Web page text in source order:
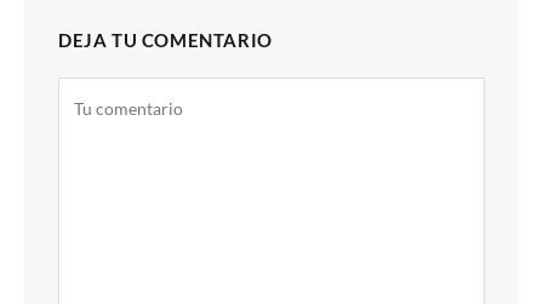
DEJA TU COMENTARIO